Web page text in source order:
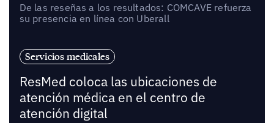
De las reseñas a los resultados: COMCAVE refuerza
su presencia en línea con Uberall
Servicios medicales
ResMed coloca las ubicaciones de
atención médica en el centro de
atención digital